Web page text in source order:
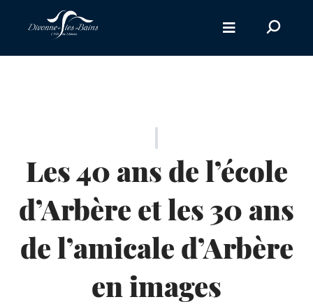
sur
site
Les 40 ans de l’école
d’Arbère et les 30 ans
de l’amicale d’Arbère
en images